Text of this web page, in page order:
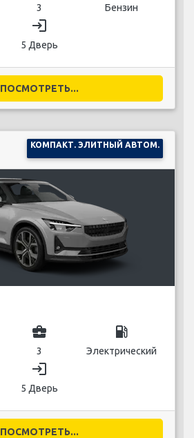
3 Бензин
login
5 Дверь
ПОСМОТРЕТЬ...
КОМПАКТ. ЭЛИТНЫЙ АВТОМ.
business_center
3
local_gas_station
Электрический
login
5 Дверь
ПОСМОТРЕТЬ...